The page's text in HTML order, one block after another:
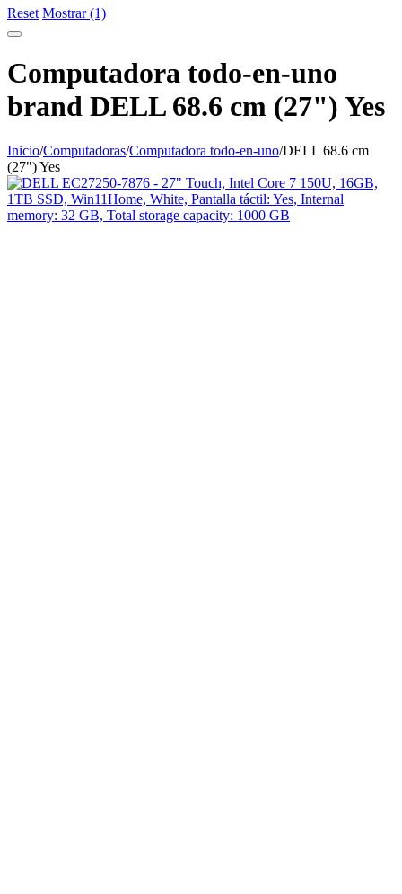
Reset Mostrar (1)
Computadora todo-en-uno
brand DELL 68.6 cm (27") Yes
Inicio/Computadoras/Computadora todo-en-uno/DELL 68.6 cm
(27") Yes